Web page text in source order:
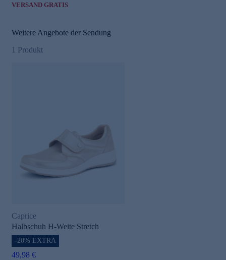
VERSAND GRATIS
Weitere Angebote der Sendung
1 Produkt
Caprice
Halbschuh H-Weite Stretch
-20% EXTRA
49,98 €